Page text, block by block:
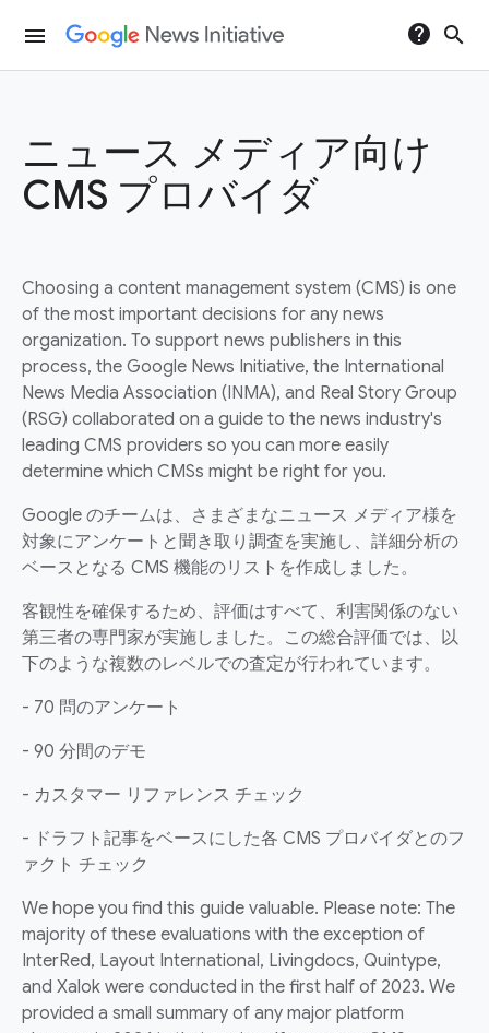
menu help search
ニュース メディア向け
CMS プロバイダ
Choosing a content management system (CMS) is one
of the most important decisions for any news
organization. To support news publishers in this
process, the Google News Initiative, the International
News Media Association (INMA), and Real Story Group
(RSG) collaborated on a guide to the news industry's
leading CMS providers so you can more easily
determine which CMSs might be right for you.
Google のチームは、さまざまなニュース メディア様を
対象にアンケートと聞き取り調査を実施し、詳細分析の
ベースとなる CMS 機能のリストを作成しました。
客観性を確保するため、評価はすべて、利害関係のない
第三者の専門家が実施しました。この総合評価では、以
下のような複数のレベルでの査定が行われています。
- 70 問のアンケート
- 90 分間のデモ
- カスタマー リファレンス チェック
- ドラフト記事をベースにした各 CMS プロバイダとのフ
ァクト チェック
We hope you find this guide valuable. Please note: The
majority of these evaluations with the exception of
InterRed, Layout International, Livingdocs, Quintype,
and Xalok were conducted in the first half of 2023. We
provided a small summary of any major platform